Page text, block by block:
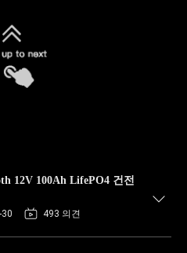
12V 100Ah LifePO4 건전
493 의견